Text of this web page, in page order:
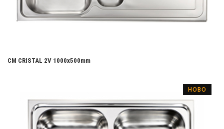
CM CRISTAL 2V 1000х500mm
НОВО